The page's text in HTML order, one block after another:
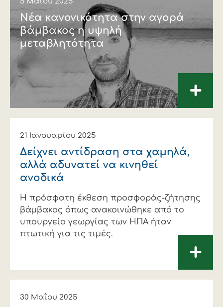
Νέα κανονικότητα στην αγορά
βάµβακος η υψηλή
µεταβλητότητα
+
21 Ιανουαρίου 2025
Δείχνει αντίδραση στα χαµηλά,
αλλά αδυνατεί να κινηθεί
ανοδικά
Η πρόσφατη έκθεση προσφοράς-ζήτησης
βάµβακος όπως ανακοινώθηκε από το
υπουργείο γεωργίας των ΗΠΑ ήταν
πτωτική για τις τιµές.
+
30 Μαΐου 2025